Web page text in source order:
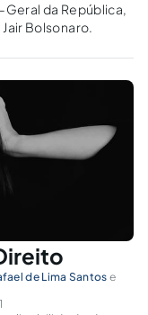
da República,
Bolsonaro.
de Lima Santos e